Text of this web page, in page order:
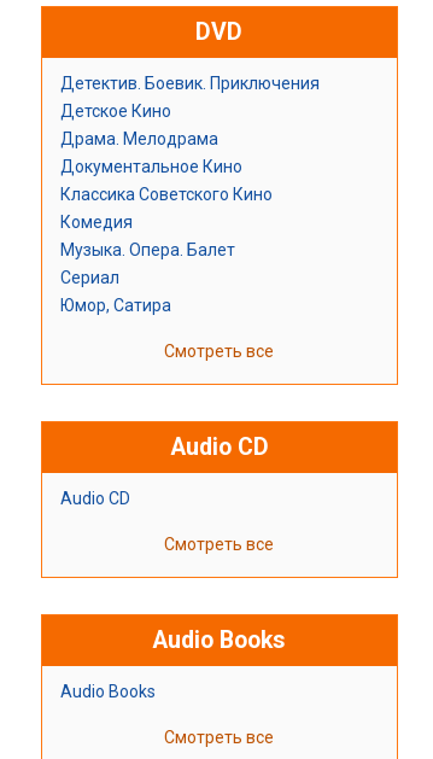
DVD
Детектив. Боевик. Приключения
Детское Кино
Драма. Мелодрама
Документальное Кино
Классика Советского Кино
Комедия
Музыка. Опера. Балет
Сериал
Юмор, Сатира
Смотреть все
Audio CD
Audio CD
Смотреть все
Audio Books
Audio Books
Смотреть все